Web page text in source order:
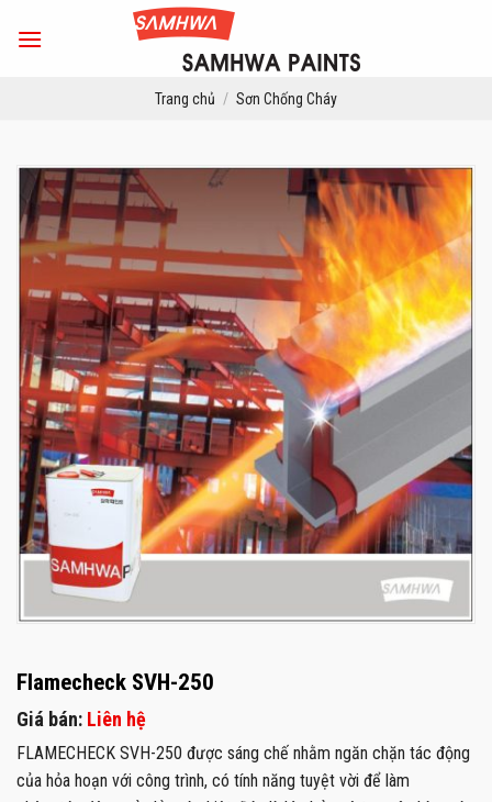
Trang chủ / Sơn Chống Cháy
Flamecheck SVH-250
Giá bán: Liên hệ
FLAMECHECK SVH-250 được sáng chế nhằm ngăn chặn tác động
của hỏa hoạn với công trình, có tính năng tuyệt vời để làm